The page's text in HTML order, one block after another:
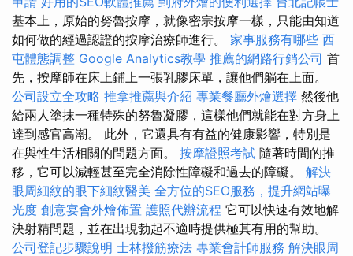
基本上，原始的努魯按摩，就像密宗按摩一樣，只能由知道
如何做的經過認證的按摩治療師進行。 家事服務有哪些 西
屯體態調整 Google Analytics教學 推薦的網路行銷公司 首
先，按摩師在床上鋪上一張乳膠床單，讓他們躺在上面。
公司設立全攻略 推拿推薦與介紹 專業餐廳外燴選擇 然後他
給兩人塗抹一種特殊的努魯凝膠，這樣他們就能在對方身上
達到感官高潮。 此外，它還具有有益的健康影響，特別是
在與性生活相關的問題方面。 按摩證照考試 隨著時間的推
移，它可以減輕甚至完全消除性障礙和過去的障礙。 解決
眼周細紋的眼下細紋醫美 全方位的SEO服務，提升網站曝
光度 創意宴會外燴佈置 護照代辦流程 它可以快速有效地解
決射精問題，並在出現勃起不適時提供極其有用的幫助。
公司登記步驟說明 士林撥筋療法 專業會計師服務 解決眼周